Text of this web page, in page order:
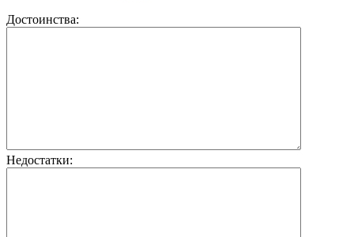
Достоинства:
Недостатки: